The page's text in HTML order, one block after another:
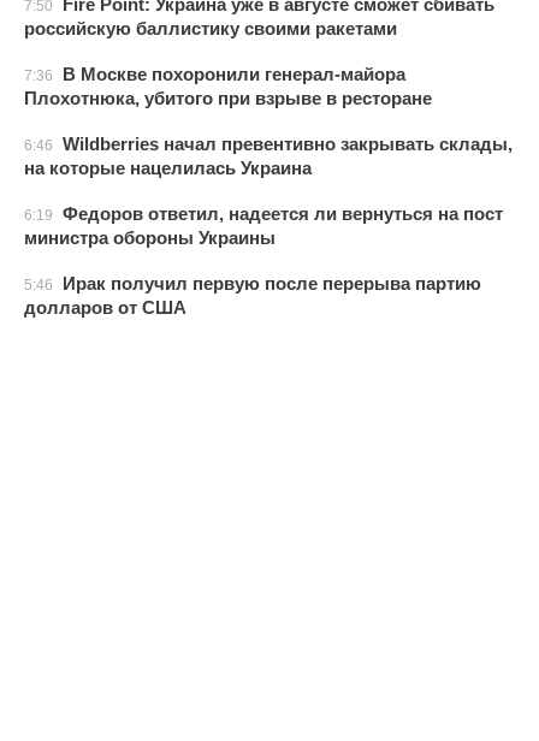
7:50
Fire Point: Украина уже в августе сможет сбивать
российскую баллистику своими ракетами
7:36
В Москве похоронили генерал-майора
Плохотнюка, убитого при взрыве в ресторане
6:46
Wildberries начал превентивно закрывать склады,
на которые нацелилась Украина
6:19
Федоров ответил, надеется ли вернуться на пост
министра обороны Украины
5:46
Ирак получил первую после перерыва партию
долларов от США